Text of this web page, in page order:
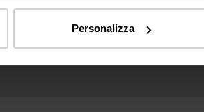
Personalizza